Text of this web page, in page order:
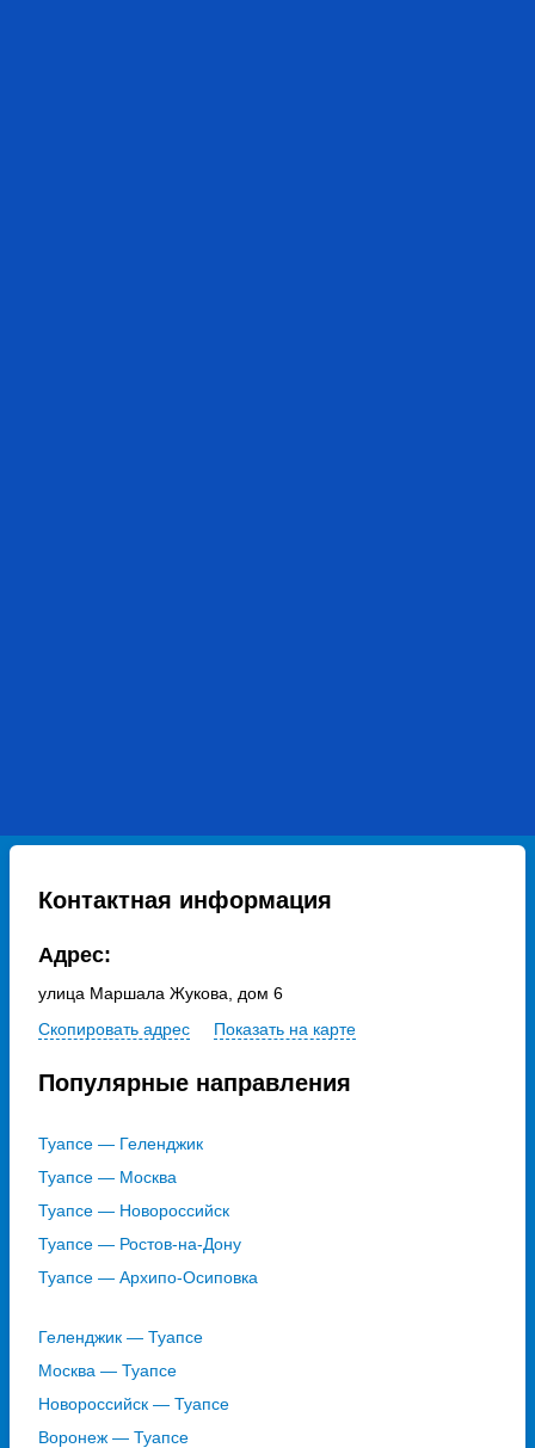
Контактная информация
Адрес:
улица Маршала Жукова, дом 6
Скопировать адрес
Показать на карте
Популярные направления
Туапсе — Геленджик
Туапсе — Москва
Туапсе — Новороссийск
Туапсе — Ростов-на-Дону
Туапсе — Архипо-Осиповка
Геленджик — Туапсе
Москва — Туапсе
Новороссийск — Туапсе
Воронеж — Туапсе